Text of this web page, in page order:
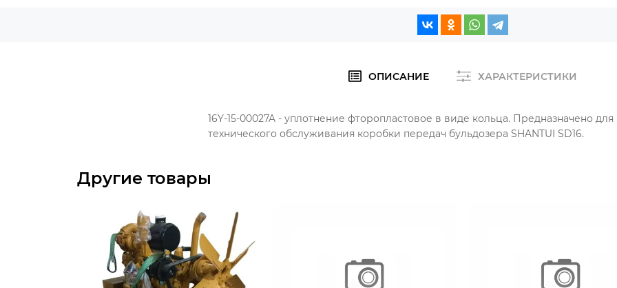
ОПИСАНИЕ ХАРАКТЕРИСТИКИ
16Y-15-00027A - уплотнение фторопластовое в виде кольца. Предназначено
технического обслуживания коробки передач бульдозера SHANTUI SD16.
Другие товары